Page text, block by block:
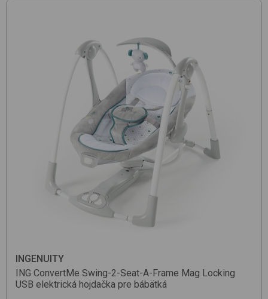
INGENUITY
ING ConvertMe Swing-2-Seat-A-Frame Mag Locking
USB elektrická hojdačka pre bábätká